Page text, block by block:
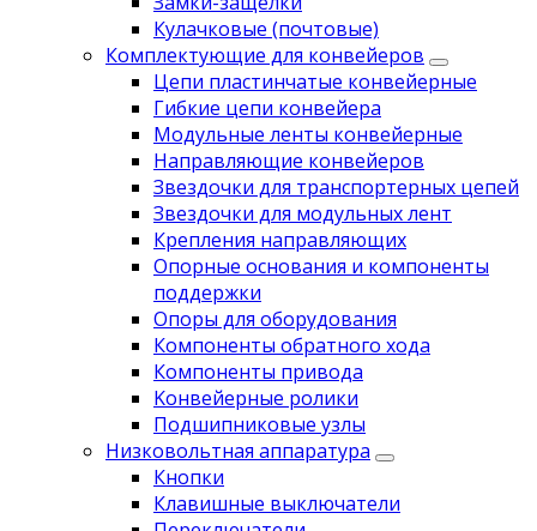
Кулачковые (почтовые)
Комплектующие для конвейеров
Цепи пластинчатые конвейерные
Гибкие цепи конвейера
Модульные ленты конвейерные
Направляющие конвейеров
Звездочки для транспортерных цепей
Звездочки для модульных лент
Крепления направляющих
Опорные основания и компоненты
поддержки
Опоры для оборудования
Компоненты обратного хода
Компоненты привода
Koнвейерныe pолики
Подшипниковые узлы
Низковольтная аппаратура
Кнопки
Клавишные выключатели